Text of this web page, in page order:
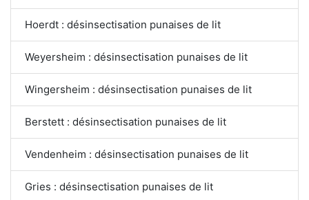
Hoerdt : désinsectisation punaises de lit
Weyersheim : désinsectisation punaises de lit
Wingersheim : désinsectisation punaises de lit
Berstett : désinsectisation punaises de lit
Vendenheim : désinsectisation punaises de lit
Gries : désinsectisation punaises de lit